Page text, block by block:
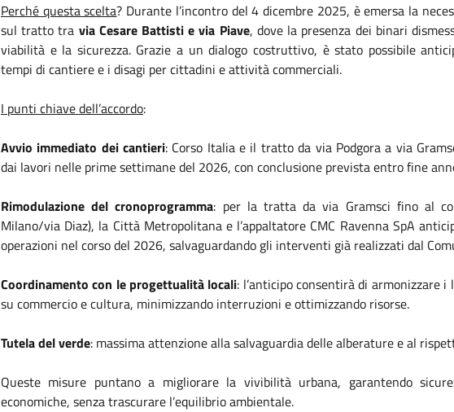
Perché questa scelta? Durante l’incontro del 4 dicembre 2025, è emersa la
sul tratto tra via Cesare Battisti e via Piave, dove la presenza dei binari
viabilità e la sicurezza. Grazie a un dialogo costruttivo, è stato possibile
tempi di cantiere e i disagi per cittadini e attività commerciali.
I punti chiave dell’accordo:
Avvio immediato dei cantieri: Corso Italia e il tratto da via Podgora a via
dai lavori nelle prime settimane del 2026, con conclusione prevista entro fine
Rimodulazione del cronoprogramma: per la tratta da via Gramsci fino al
Milano/via Diaz), la Città Metropolitana e l’appaltatore CMC Ravenna SpA
operazioni nel corso del 2026, salvaguardando gli interventi già realizzati dal
Coordinamento con le progettualità locali: l’anticipo consentirà di armonizzare
su commercio e cultura, minimizzando interruzioni e ottimizzando risorse.
Tutela del verde: massima attenzione alla salvaguardia delle alberature e al
Queste misure puntano a migliorare la vivibilità urbana, garantendo
economiche, senza trascurare l’equilibrio ambientale.